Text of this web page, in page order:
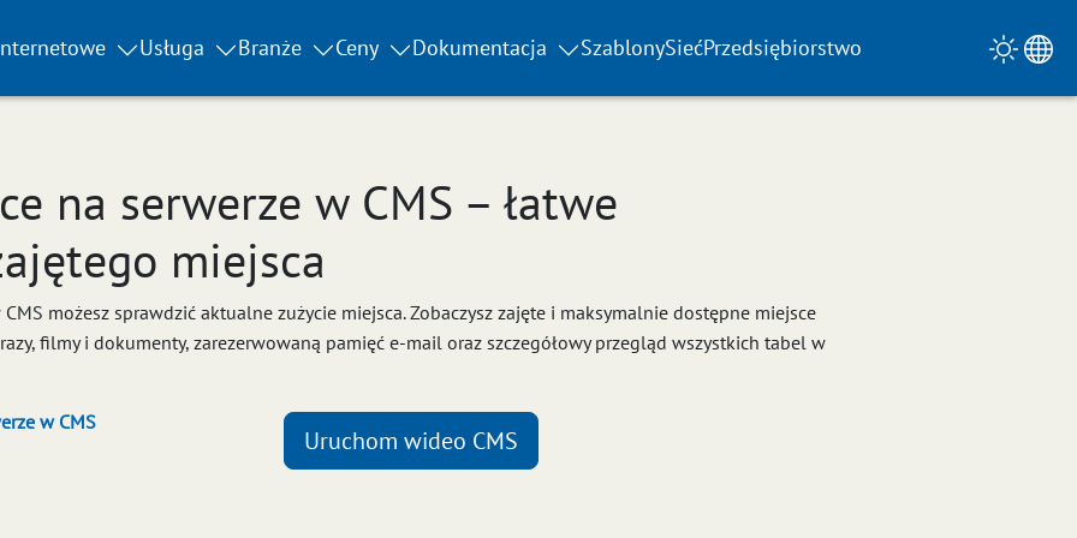
Usługa Branże Ceny Dokumentacja SzablonySiećPrzedsiębiorstwo
na serwerze w CMS – łatwe
miejsca
możesz sprawdzić aktualne zużycie miejsca. Zobaczysz zajęte i maksymalnie dostępne miejsce
filmy i dokumenty, zarezerwowaną pamięć e-mail oraz szczegółowy przegląd wszystkich tabel w
w CMS
Uruchom wideo CMS